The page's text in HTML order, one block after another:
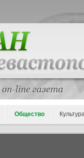
Общество